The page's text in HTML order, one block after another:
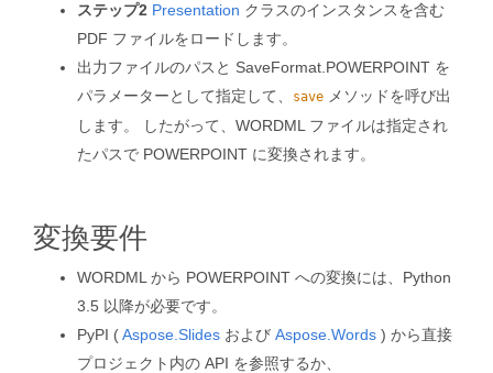
ステップ2 Presentation クラスのインスタンスを含む
PDF ファイルをロードします。
出力ファイルのパスと SaveFormat.POWERPOINT を
パラメーターとして指定して、
save メソッドを呼び出
します。 したがって、WORDML ファイルは指定され
たパスで POWERPOINT に変換されます。
変換要件
WORDML から POWERPOINT への変換には、Python
3.5 以降が必要です。
PyPI (Aspose.Slides および Aspose.Words ) から直接
プロジェクト内の API を参照するか、